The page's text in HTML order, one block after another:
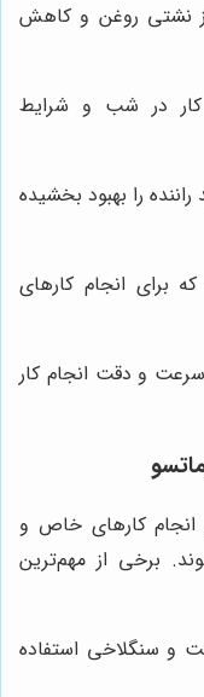
نشتی روغن و کاهش
کار در شب و شرایط
را بهبود بخشیده
برای انجام کارهای
و دقت انجام کار
کارهای خاص و
برخی از مهم‌ترین
و سنگلاخی استفاده